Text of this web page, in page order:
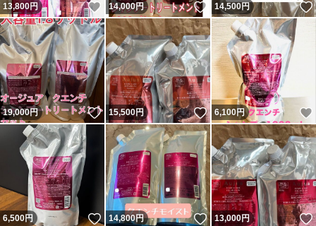
13,800円 いいね！
14,000円 いいね！
14,500円
19,000円 いいね！
15,500円 いいね！
6,100円
6,500円 いいね！
14,800円 いいね！
13,000円